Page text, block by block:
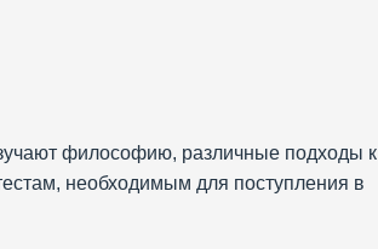
философию, различные подходы к
необходимым для поступления в